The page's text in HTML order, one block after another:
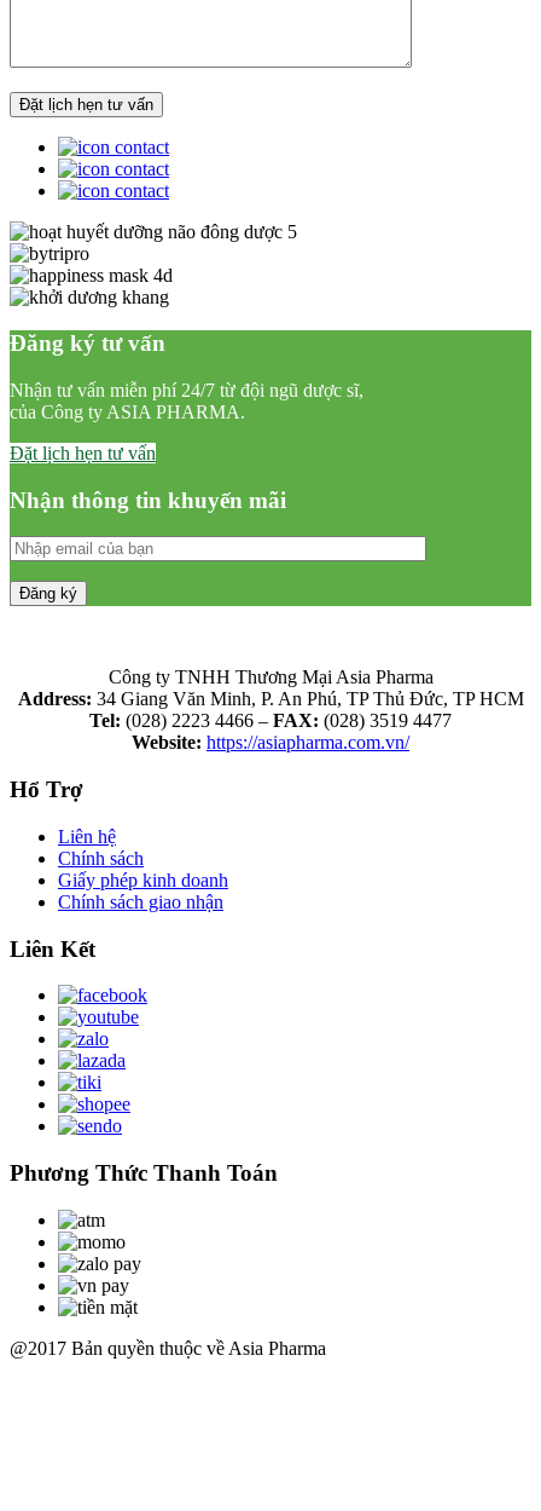
Đăng ký tư vấn
Nhận tư vấn miễn phí 24/7 từ đội ngũ dược sĩ,
của Công ty ASIA PHARMA.
Đặt lịch hẹn tư vấn
Nhận thông tin khuyến mãi
Công ty TNHH Thương Mại Asia Pharma
Address: 34 Giang Văn Minh, P. An Phú, TP Thủ Đức, TP HCM
Tel: (028) 2223 4466 – FAX: (028) 3519 4477
Website: https://asiapharma.com.vn/
Hổ Trợ
Liên hệ
Chính sách
Giấy phép kinh doanh
Chính sách giao nhận
Liên Kết
Phương Thức Thanh Toán
@2017 Bản quyền thuộc về Asia Pharma